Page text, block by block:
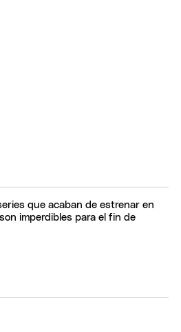
que acaban de estrenar en
imperdibles para el fin de